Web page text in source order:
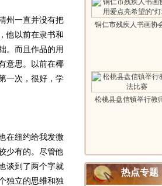
州一直并没有把
他以前在隶书和
。而且作品的用
意思。以前在椰
一次，很好，学
在纽约给我发微
少有的。尽管他
谈到了两个字就
独立的思维和独
铜仁市残疾人书画协
松桃县盘信镇举行教
热点专题